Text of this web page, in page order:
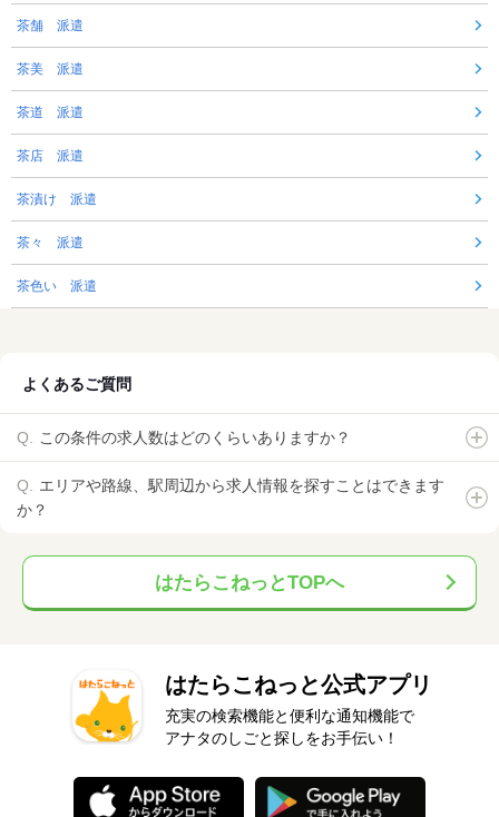
茶舗 派遣
茶美 派遣
茶道 派遣
茶店 派遣
茶漬け 派遣
茶々 派遣
茶色い 派遣
よくあるご質問
この条件の求人数はどのくらいありますか？
エリアや路線、駅周辺から求人情報を探すことはできます
か？
はたらこねっとTOPへ
はたらこねっと公式アプリ
充実の検索機能と便利な通知機能で
アナタのしごと探しをお手伝い！